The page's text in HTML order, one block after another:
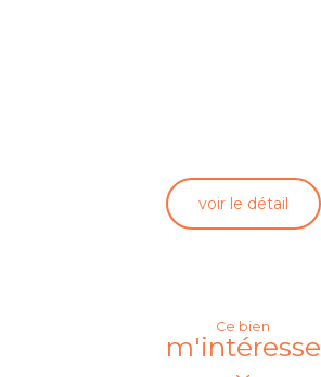
voir le détail
Ce bien
m'intéresse